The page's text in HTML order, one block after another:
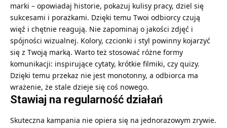
marki – opowiadaj historie, pokazuj kulisy pracy, dziel się
sukcesami i porażkami. Dzięki temu Twoi odbiorcy czują
więź i chętnie reagują. Nie zapominaj o jakości zdjęć i
spójności wizualnej. Kolory, czcionki i styl powinny kojarzyć
się z Twoją marką. Warto też stosować różne formy
komunikacji: inspirujące cytaty, krótkie filmiki, czy quizy.
Dzięki temu przekaz nie jest monotonny, a odbiorca ma
wrażenie, że stale dzieje się coś nowego.
Stawiaj na regularność działań
Skuteczna kampania nie opiera się na jednorazowym zrywie.